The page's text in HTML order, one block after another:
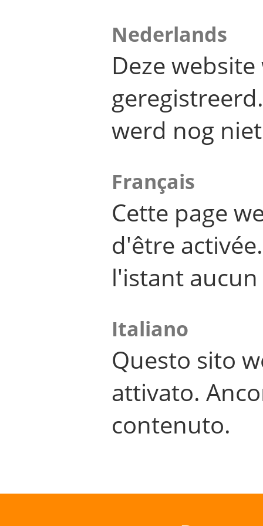
Nederlands
Deze
werd nog
Français
Cette page
d'être
l'istant
Italiano
Questo sito
attivato.
contenuto.